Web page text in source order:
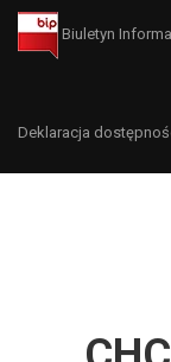
Biuletyn
Deklaracja